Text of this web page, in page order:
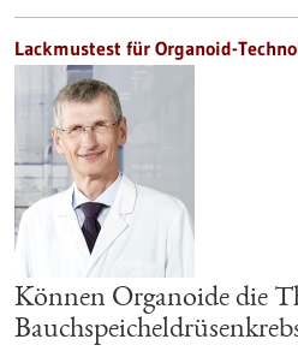
Lackmustest für Organoid-
Können Organoide die